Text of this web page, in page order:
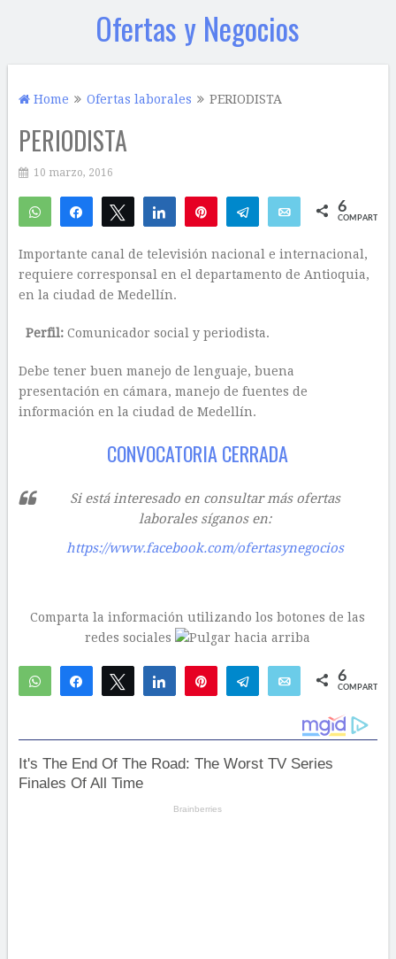
Ofertas y Negocios
Home Ofertas laborales PERIODISTA
PERIODISTA
10 marzo, 2016
WhatsAppCompartirTwittear Compartir Telegram Email 6
COMPARTIR
Importante canal de televisión nacional e internacional,
requiere corresponsal en el departamento de Antioquia,
en la ciudad de Medellín.
Perfil:Comunicador social y periodista.
Debe tener buen manejo de lenguaje, buena
presentación en cámara, manejo de fuentes de
información en la ciudad de Medellín.
CONVOCATORIA CERRADA
Si está interesado en consultar más ofertas
laborales síganos en:
https://www.facebook.com/ofertasynegocios
Comparta la información utilizando los botones de las
redes sociales
WhatsAppCompartirTwittear Compartir Telegram Email 6
COMPARTIR